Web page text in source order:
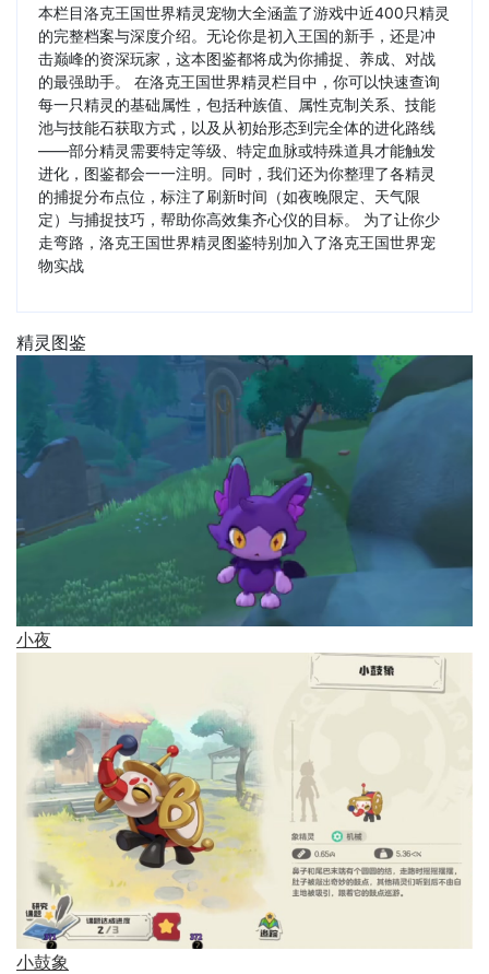
本栏目洛克王国世界精灵宠物大全涵盖了游戏中近400只精灵
的完整档案与深度介绍。无论你是初入王国的新手，还是冲
击巅峰的资深玩家，这本图鉴都将成为你捕捉、养成、对战
的最强助手。 在洛克王国世界精灵栏目中，你可以快速查询
每一只精灵的基础属性，包括种族值、属性克制关系、技能
池与技能石获取方式，以及从初始形态到完全体的进化路线
——部分精灵需要特定等级、特定血脉或特殊道具才能触发
进化，图鉴都会一一注明。同时，我们还为你整理了各精灵
的捕捉分布点位，标注了刷新时间（如夜晚限定、天气限
定）与捕捉技巧，帮助你高效集齐心仪的目标。 为了让你少
走弯路，洛克王国世界精灵图鉴特别加入了洛克王国世界宠
物实战
精灵图鉴
小夜
小鼓象